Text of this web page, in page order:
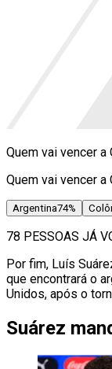
Quem vai vencer a
Quem vai vencer a
Argentina74%
78 PESSOAS JÁ
Por fim, Luís
que encontrará o
Unidos, após o
Suárez